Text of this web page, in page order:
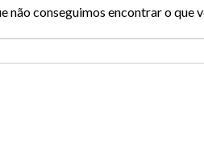
não conseguimos encontrar o que